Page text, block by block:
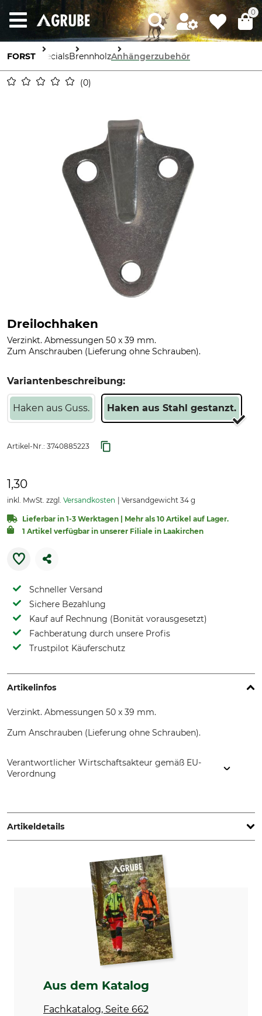
0
FORST SpecialsBrennholzAnhängerzubehör
0
Dreilochhaken
Verzinkt. Abmessungen 50 x 39 mm.
Zum Anschrauben (Lieferung ohne Schrauben).
Variantenbeschreibung:
Haken aus Guss. Haken aus Stahl gestanzt.
Artikel-Nr.: 3740885223
1,30
inkl. MwSt. zzgl. Versandkosten Versandgewicht 34 g
Lieferbar in 1-3 Werktagen | Mehr als 10 Artikel auf Lager.
1 Artikel verfügbar in unserer Filiale in Laakirchen
Schneller Versand
Sichere Bezahlung
Kauf auf Rechnung (Bonität vorausgesetzt)
Fachberatung durch unsere Profis
Trustpilot Käuferschutz
Artikelinfos
Verzinkt. Abmessungen 50 x 39 mm.
Zum Anschrauben (Lieferung ohne Schrauben).
Verantwortlicher Wirtschaftsakteur gemäß EU-
Verordnung
Gechingen, Germany, www.trailer-pool.de
Artikeldetails
Aus dem Katalog
Fachkatalog, Seite 662